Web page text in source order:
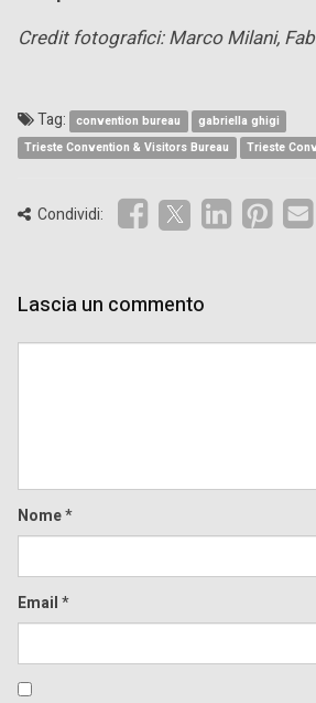
Credit fotografici: Marco Milani,
Tag: convention bureau
gabriella ghigi
Trieste Convention & Visitors Bureau
Trieste
Condividi:
Lascia un commento
Nome*
Email*